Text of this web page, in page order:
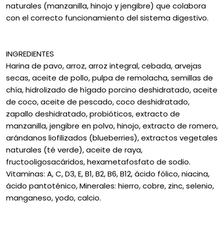
naturales (manzanilla, hinojo y jengibre) que colabora
con el correcto funcionamiento del sistema digestivo.
INGREDIENTES
Harina de pavo, arroz, arroz integral, cebada, arvejas
secas, aceite de pollo, pulpa de remolacha, semillas de
chía, hidrolizado de hígado porcino deshidratado, aceite
de coco, aceite de pescado, coco deshidratado,
zapallo deshidratado, probióticos, extracto de
manzanilla, jengibre en polvo, hinojo, extracto de romero,
arándanos liofilizados (blueberries), extractos vegetales
naturales (té verde), aceite de raya,
fructooligosacáridos, hexametafosfato de sodio.
Vitaminas: A, C, D3, E, B1, B2, B6, B12, ácido fólico, niacina,
ácido pantoténico, Minerales: hierro, cobre, zinc, selenio,
manganeso, yodo, calcio.